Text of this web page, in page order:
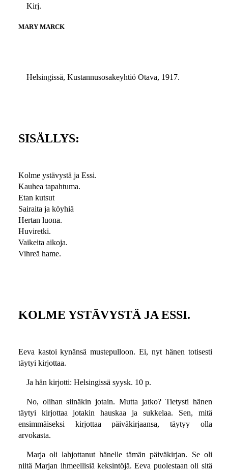
Kirj.
MARY MARCK
Helsingissä, Kustannusosakeyhtiö Otava, 1917.
SISÄLLYS:
Kolme ystävystä ja Essi.
Kauhea tapahtuma.
Etan kutsut
Sairaita ja köyhiä
Hertan luona.
Huviretki.
Vaikeita aikoja.
Vihreä hame.
KOLME YSTÄVYSTÄ JA ESSI.
Eeva kastoi kynänsä mustepulloon. Ei, nyt hänen totisesti
täytyi kirjottaa.
Ja hän kirjotti: Helsingissä syysk. 10 p.
No, olihan siinäkin jotain. Mutta jatko? Tietysti hänen
täytyi kirjottaa jotakin hauskaa ja sukkelaa. Sen, mitä
ensimmäiseksi kirjottaa päiväkirjaansa, täytyy olla
arvokasta.
Marja oli lahjottanut hänelle tämän päiväkirjan. Se oli
niitä Marjan ihmeellisiä keksintöjä. Eeva puolestaan oli sitä